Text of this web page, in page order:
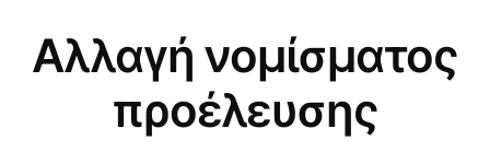
Αλλαγή νομίσματος
προέλευσης